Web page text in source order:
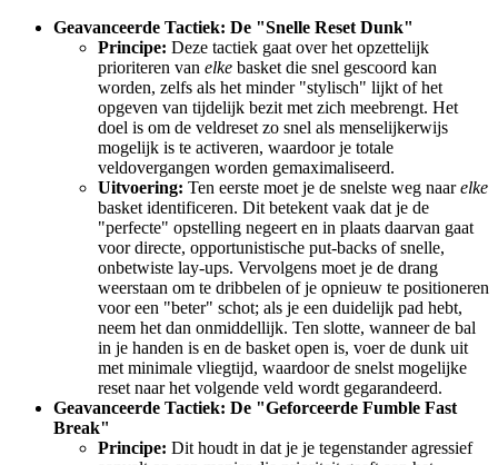
Geavanceerde Tactiek: De "Snelle Reset Dunk"
Principe: Deze tactiek gaat over het opzettelijk
prioriteren van elke basket die snel gescoord kan
worden, zelfs als het minder "stylisch" lijkt of het
opgeven van tijdelijk bezit met zich meebrengt. Het
doel is om de veldreset zo snel als menselijkerwijs
mogelijk is te activeren, waardoor je totale
veldovergangen worden gemaximaliseerd.
Uitvoering: Ten eerste moet je de snelste weg naarelke
basket identificeren. Dit betekent vaak dat je de
"perfecte" opstelling negeert en in plaats daarvan gaat
voor directe, opportunistische put-backs of snelle,
onbetwiste lay-ups. Vervolgens moet je de drang
weerstaan om te dribbelen of je opnieuw te positioneren
voor een "beter" schot; als je een duidelijk pad hebt,
neem het dan onmiddellijk. Ten slotte, wanneer de bal
in je handen is en de basket open is, voer de dunk uit
met minimale vliegtijd, waardoor de snelst mogelijke
reset naar het volgende veld wordt gegarandeerd.
Geavanceerde Tactiek: De "Geforceerde Fumble Fast
Break"
Principe: Dit houdt in dat je je tegenstander agressief